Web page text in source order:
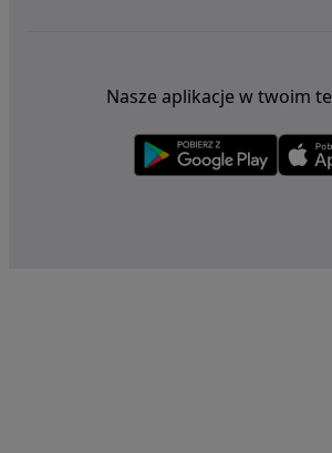
Nasze aplikacje w twoim